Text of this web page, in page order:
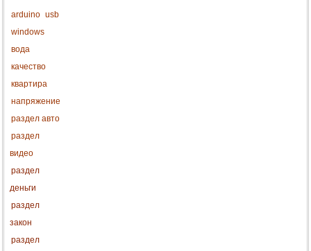
arduino usb
windows
вода
качество
квартира
напряжение
раздел авто
раздел
видео
раздел
деньги
раздел
закон
раздел